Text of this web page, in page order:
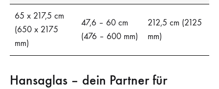
65 x 217,5 cm
(650 x 2175
mm)
47,6 – 60 cm
(476 – 600 mm)
212,5 cm (2125
mm)
Hansaglas – dein Partner für